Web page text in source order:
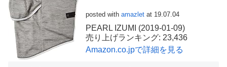
posted with amazlet at 19.07.04
PEARL IZUMI (2019-01-09)
売り上げランキング: 23,436
Amazon.co.jpで詳細を見る